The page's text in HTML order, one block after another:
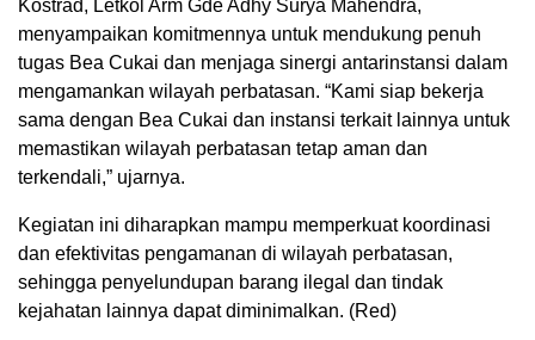
Kostrad, Letkol Arm Gde Adhy Surya Mahendra,
menyampaikan komitmennya untuk mendukung penuh
tugas Bea Cukai dan menjaga sinergi antarinstansi dalam
mengamankan wilayah perbatasan. “Kami siap bekerja
sama dengan Bea Cukai dan instansi terkait lainnya untuk
memastikan wilayah perbatasan tetap aman dan
terkendali,” ujarnya.
Kegiatan ini diharapkan mampu memperkuat koordinasi
dan efektivitas pengamanan di wilayah perbatasan,
sehingga penyelundupan barang ilegal dan tindak
kejahatan lainnya dapat diminimalkan. (Red)